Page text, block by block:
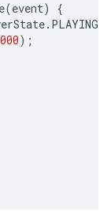
(event)
{
. PLAYING
);